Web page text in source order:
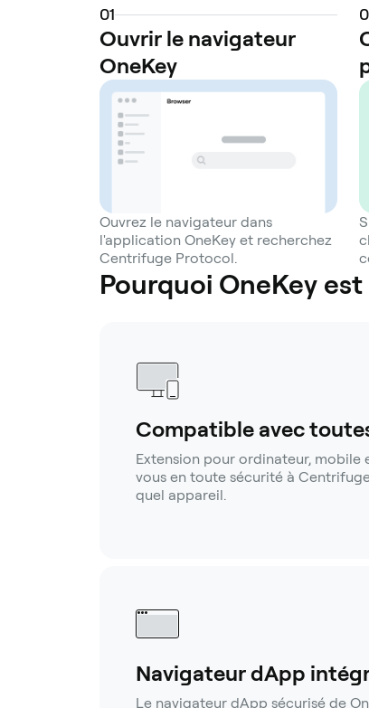
01
Ouvrir le navigateur
OneKey
Ouvrez le navigateur dans
l'application OneKey et recherchez
Centrifuge Protocol.
0
Pourquoi OneKey
Compatible avec
Extension pour ordinateur,
vous en toute sécurité à
quel appareil.
Navigateur dApp
Le navigateur dApp sécurisé de